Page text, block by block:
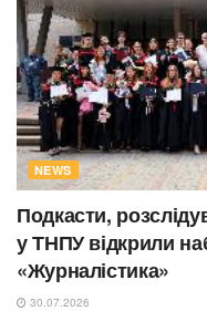
NEWS
Подкасти,
у ТНПУ відкрили
«Журналістика»
30.07.2026